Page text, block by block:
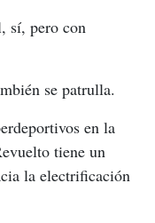
sí, pero con
se patrulla.
en la
tiene un
la electrificación